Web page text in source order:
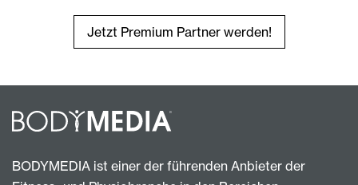
Jetzt Premium Partner werden!
BODYMEDIA ist einer der führenden Anbieter der